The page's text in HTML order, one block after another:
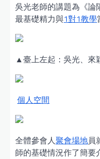
吳光老師的講題為《論
最基礎精力與1對1教學
▲臺上左起：吳光、來
個人空間
全體參會人聚會場地員
師的基礎情況作了簡要